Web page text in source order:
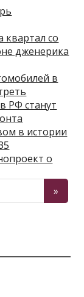
квартал со
дженерика
в
РФ станут
в истории
о